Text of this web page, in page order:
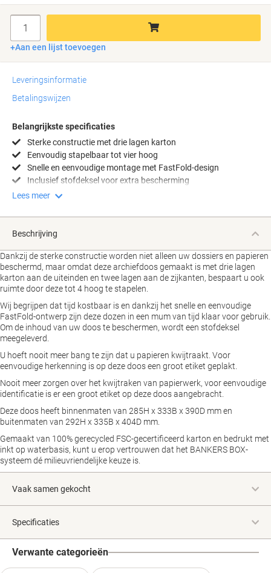
Aantal
Aan een lijst toevoegen
Leveringsinformatie
Betalingswijzen
Belangrijkste specificaties
Sterke constructie met drie lagen karton
Eenvoudig stapelbaar tot vier hoog
Snelle en eenvoudige montage met FastFold-design
Inclusief stofdeksel voor extra bescherming
Lees meer
Beschrijving
Dankzij de sterke constructie worden niet alleen uw dossiers en papieren
beschermd, maar omdat deze archiefdoos gemaakt is met drie lagen
karton aan de uiteinden en twee lagen aan de zijkanten, bespaart u ook
ruimte door deze tot 4 hoog te stapelen.
Wij begrijpen dat tijd kostbaar is en dankzij het snelle en eenvoudige
FastFold-ontwerp zijn deze dozen in een mum van tijd klaar voor gebruik.
Om de inhoud van uw doos te beschermen, wordt een stofdeksel
meegeleverd.
U hoeft nooit meer bang te zijn dat u papieren kwijtraakt. Voor
eenvoudige herkenning is op deze doos een groot etiket geplakt.
Nooit meer zorgen over het kwijtraken van papierwerk, voor eenvoudige
identificatie is er een groot etiket op deze doos aangebracht.
Deze doos heeft binnenmaten van 285H x 333B x 390D mm en
buitenmaten van 292H x 335B x 404D mm.
Gemaakt van 100% gerecycled FSC-gecertificeerd karton en bedrukt met
inkt op waterbasis, kunt u erop vertrouwen dat het BANKERS BOX-
systeem dé milieuvriendelijke keuze is.
Vaak samen gekocht
Specificaties
Verwante categorieën